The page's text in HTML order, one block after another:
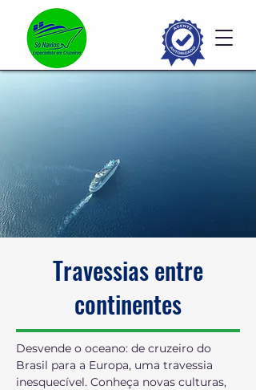
Travessias entre
continentes
Desvende o oceano: de cruzeiro do
Brasil para a Europa, uma travessia
inesquecível. Conheça novas culturas,